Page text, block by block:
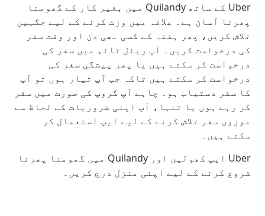
Uber کے ساتھ Quilandy میں بغیر کار کے گھومنا
پھرنا آسان ہے۔ علاقہ میں وزٹ کرنے کے لیے جگہیں
تلاش کریں، پھر ہفتہ کے کسی بھی دن اور وقت سفر
کی درخواست کریں۔ آپ ریئل ٹائم میں سفر کی
درخواست کر سکتے ہیں یا پھر پیشگي سفر کی
درخواست کر سکتے ہیں تاکہ جب آپ تیار ہوں تو آپ
کا سفر دستیاب ہو۔ چاہے آپ گروپ کی صورت میں سفر
کر رہے ہوں یا تنہا، آپ اپنی ضروریات کے لحاظ سے
موزوں سفر تلاش کرنے کے لیے ایپ استعمال کر
سکتے ہیں۔
Uber ایپ کھولیں اور Quilandy میں گھومنا پھرنا
شروع کرنے کے لیے اپنی منزل درج کریں۔